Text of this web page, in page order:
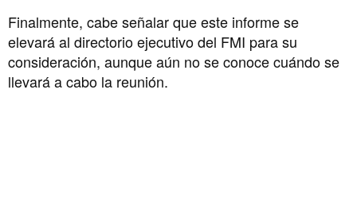
Finalmente, cabe señalar que este informe se
elevará al directorio ejecutivo del FMI para su
consideración, aunque aún no se conoce cuándo se
llevará a cabo la reunión.